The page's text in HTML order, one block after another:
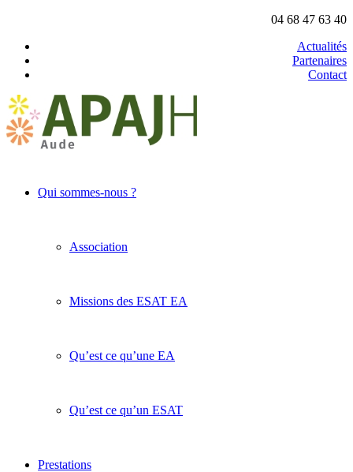
04 68 47 63 40
Actualités
Partenaires
Contact
Qui sommes-nous ?
Association
Missions des ESAT EA
Qu’est ce qu’une EA
Qu’est ce qu’un ESAT
Prestations